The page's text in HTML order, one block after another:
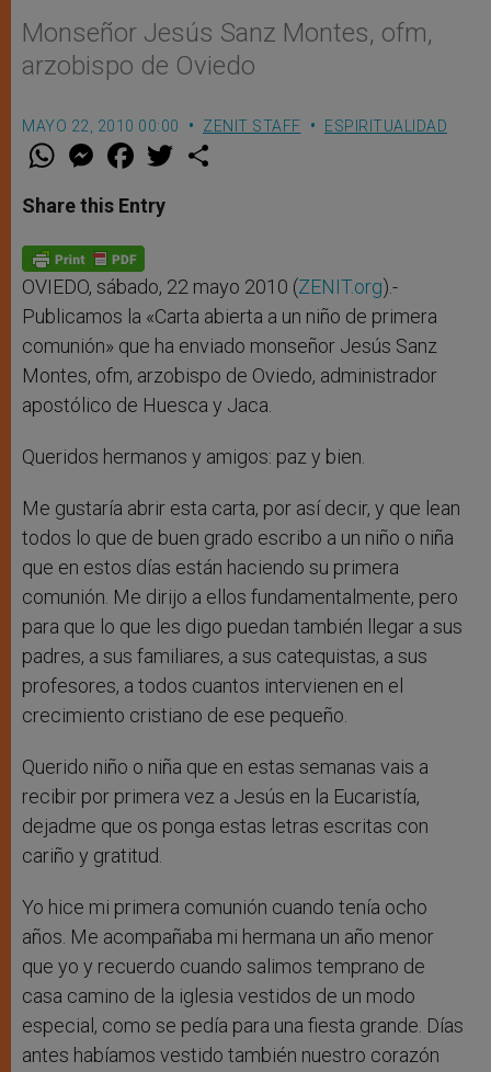
Monseñor Jesús Sanz Montes, ofm,
arzobispo de Oviedo
MAYO 22, 2010 00:00 ZENIT STAFF ESPIRITUALIDAD
W
t
s
p
p
M
e
s
e
g
e
r
F
a
e
b
o
k
w
Share this Entry
OVIEDO, sábado, 22 mayo 2010 (ZENIT.org).-
Publicamos la «Carta abierta a un niño de primera
comunión» que ha enviado monseñor Jesús Sanz
Montes, ofm, arzobispo de Oviedo, administrador
apostólico de Huesca y Jaca.
Queridos hermanos y amigos: paz y bien.
Me gustaría abrir esta carta, por así decir, y que lean
todos lo que de buen grado escribo a un niño o niña
que en estos días están haciendo su primera
comunión. Me dirijo a ellos fundamentalmente, pero
para que lo que les digo puedan también llegar a sus
padres, a sus familiares, a sus catequistas, a sus
profesores, a todos cuantos intervienen en el
crecimiento cristiano de ese pequeño.
Querido niño o niña que en estas semanas vais a
recibir por primera vez a Jesús en la Eucaristía,
dejadme que os ponga estas letras escritas con
cariño y gratitud.
Yo hice mi primera comunión cuando tenía ocho
años. Me acompañaba mi hermana un año menor
que yo y recuerdo cuando salimos temprano de
casa camino de la iglesia vestidos de un modo
especial, como se pedía para una fiesta grande. Días
antes habíamos vestido también nuestro corazón